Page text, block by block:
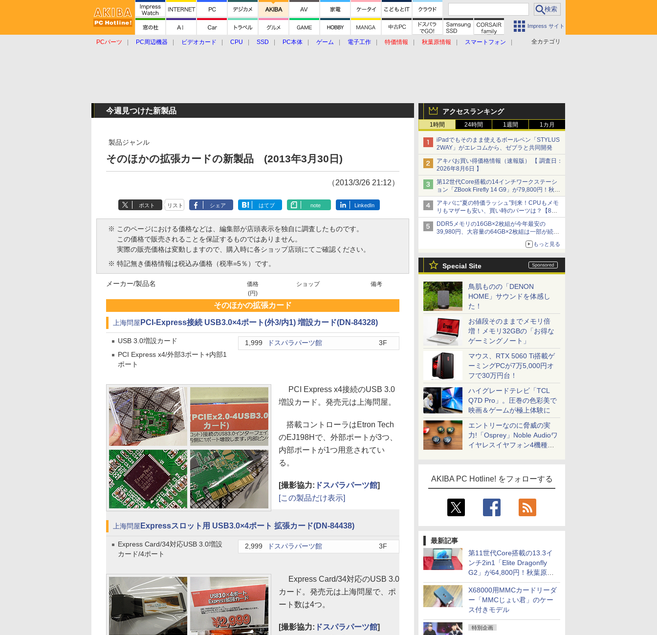
Impress サイト
全カテゴリ
PCパーツ PC周辺機器 ビデオカード CPU SSD PC本体 ゲーム 電子工作 特価情報 秋葉原情報
スマートフォン
アクセスランキング
1時間 24時間 1週間 1カ月
iPadでもそのまま使えるボールペン「STYLUS
2WAY」がエレコムから、ゼブラと共同開発
アキバお買い得価格情報（速報版） 【 調査日：
2026年8月6日 】
第12世代Core搭載の14インチワークステーシ
ョン「ZBook Firefly 14 G9」が79,800円！秋葉
原で中古PCセール
アキバに“夏の特価ラッシュ”到来！CPUもメモ
リもマザーも安い、買い時のパーツは？【8月7
日(金)22時配信】
DDR5メモリの16GB×2枚組が今年最安の
39,980円、大容量の64GB×2枚組は一部が続騰
もっと見る
Special Site
鳥肌ものの「DENON
HOME」サウンドを体感し
た！
お値段そのままでメモリ倍
増！メモリ32GBの「お得な
ゲーミングノート」
マウス、RTX 5060 Ti搭載ゲ
ーミングPCが7万5,000円オ
フで30万円台！
ハイグレードテレビ「TCL
Q7D Pro」。圧巻の色彩美で
映画＆ゲームが極上体験に
エントリーなのに脅威の実
力!「Osprey」Noble Audioワ
イヤレスイヤフォン4機種を
AKIBA PC Hotline! をフォローする
最新記事
第11世代Core搭載の13.3イ
ンチ2in1「Elite Dragonfly
G2」が64,800円！秋葉原で
中古PCセール
X68000用MMCカードリーダ
ー「MMCじょい君」のケー
ス付きモデル
特別企画
今週見つけた新製品
製品ジャンル
そのほかの拡張カードの新製品 (2013年3月30日)
（2013/3/26 21:12）
ポスト リスト シェア はてブ note LinkedIn
※ このページにおける価格などは、編集部が店頭表示を独自に調査したものです。
この価格で販売されることを保証するものではありません。
実際の販売価格は変動しますので、購入時に各ショップ店頭にてご確認ください。
※ 特記無き価格情報は税込み価格（税率=5％）です。
価格
(円)
ショップ 備考
メーカー/製品名
そのほかの拡張カード
上海問屋 PCI-Express接続 USB3.0×4ポート(外3/内1) 増設カード(DN-84328)
USB 3.0増設カード
PCI Express x4/外部3ポート+内部1
ポート
1,999 ドスパラパーツ館 3F
PCI Express x4接続のUSB 3.0
増設カード。発売元は上海問屋。
搭載コントローラはEtron Tech
のEJ198Hで、外部ポートが3つ、
内部ポートが1つ用意されてい
る。
[撮影協力: ドスパラパーツ館]
[この製品だけ表示]
上海問屋 Expressスロット用 USB3.0×4ポート 拡張カード(DN-84438)
Express Card/34対応USB 3.0増設
カード/4ポート
2,999 ドスパラパーツ館 3F
Express Card/34対応のUSB 3.0
カード。発売元は上海問屋で、ポ
ート数は4つ。
[撮影協力: ドスパラパーツ館]